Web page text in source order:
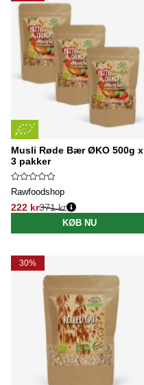
Musli Røde Bær ØKO 500g x
3 pakker
Rawfoodshop
222 kr
Normalpris:
371 kr
KØB NU
30%